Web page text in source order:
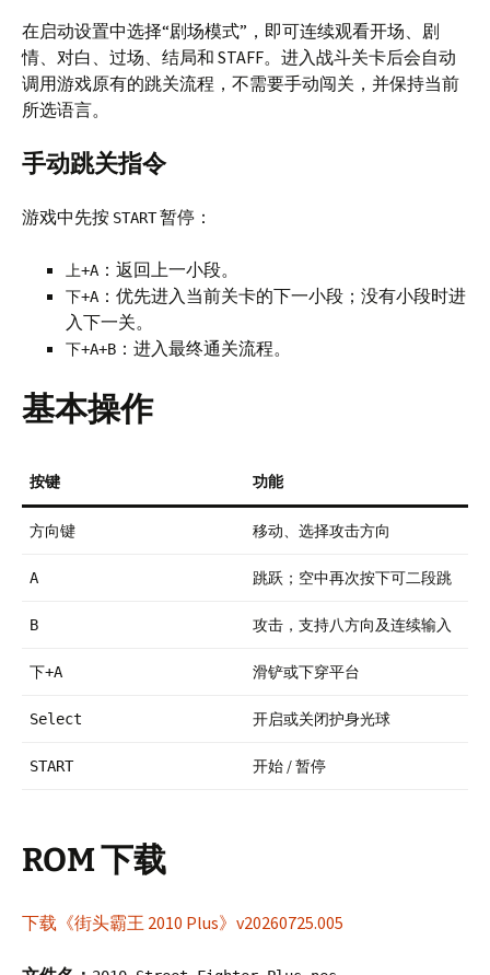
在启动设置中选择“剧场模式”，即可连续观看开场、剧
情、对白、过场、结局和 STAFF。进入战斗关卡后会自动
调用游戏原有的跳关流程，不需要手动闯关，并保持当前
所选语言。
手动跳关指令
游戏中先按 START暂停：
上+A ：返回上一小段。
下+A ：优先进入当前关卡的下一小段；没有小段时进
入下一关。
下+A+B ：进入最终通关流程。
基本操作
按键 功能
方向键 移动、选择攻击方向
A 跳跃；空中再次按下可二段跳
B 攻击，支持八方向及连续输入
下+A 滑铲或下穿平台
Select 开启或关闭护身光球
START 开始 / 暂停
ROM 下载
下载《街头霸王 2010 Plus》v20260725.005